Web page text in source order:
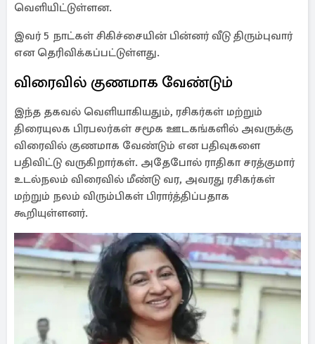
வெளியிட்டுள்ளன.
இவர் 5 நாட்கள் சிகிச்சையின் பின்னர் வீடு திரும்புவார்
என தெரிவிக்கப்பட்டுள்ளது.
விரைவில் குணமாக வேண்டும்
இந்த தகவல் வெளியாகியதும், ரசிகர்கள் மற்றும்
திரையுலக பிரபலர்கள் சமூக ஊடகங்களில் அவருக்கு
விரைவில் குணமாக வேண்டும் என பதிவுகளை
பதிவிட்டு வருகிறார்கள். அதேபோல் ராதிகா சரத்குமார்
உடல்நலம் விரைவில் மீண்டு வர, அவரது ரசிகர்கள்
மற்றும் நலம் விரும்பிகள் பிரார்த்திப்பதாக
கூறியுள்ளனர்.